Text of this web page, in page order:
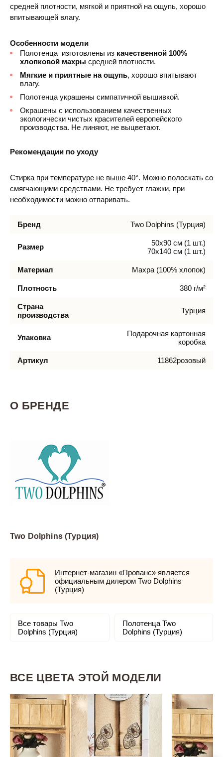
средней плотности, мягкой и приятной на ощупь, хорошо
впитывающей влагу.
Особенности модели
Полотенца изготовлены из качественной 100%
хлопковой махры средней плотности.
Мягкие и приятные на ощупь, хорошо впитывают
влагу.
Полотенца украшены симпатичной вышивкой.
Окрашены с использованием качественных
экологически чистых красителей европейского
производства. Не линяют, не выцветают.
Рекомендации по уходу
Стирка при температуре не выше 40°. Можно полоскать со
смягчающими средствами. Не требует глажки, при
необходимости можно отпаривать.
Бренд Two Dolphins (Турция)
Размер
50х90 см (1 шт.)
70х140 см (1 шт.)
Материал Махра (100% хлопок)
Плотность 380 г/м²
Страна
производства
Турция
Упаковка
Подарочная картонная
коробка
Артикул 11862розовый
О БРЕНДЕ
Two Dolphins (Турция)
Интернет-магазин «Прованс» является
официальным дилером Two Dolphins
(Турция)
Все товары Two
Dolphins (Турция)
Полотенца Two
Dolphins (Турция)
ВСЕ ЦВЕТА ЭТОЙ МОДЕЛИ